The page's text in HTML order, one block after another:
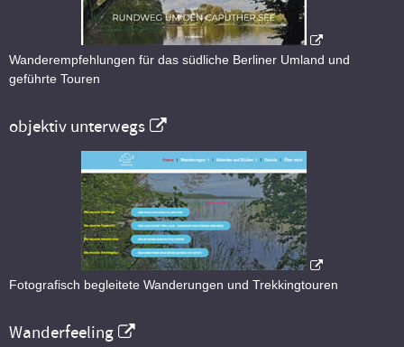
Wanderempfehlungen für das südliche Berliner Umland und
geführte Touren
objektiv unterwegs
Fotografisch begleitete Wanderungen und Trekkingtouren
Wanderfeeling